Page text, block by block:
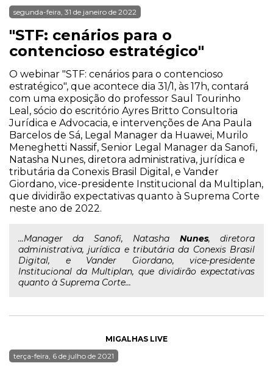
segunda-feira, 31 de janeiro de 2022
"STF: cenários para o
contencioso estratégico"
O webinar "STF: cenários para o contencioso
estratégico", que acontece dia 31/1, às 17h, contará
com uma exposição do professor Saul Tourinho
Leal, sócio do escritório Ayres Britto Consultoria
Jurídica e Advocacia, e intervenções de Ana Paula
Barcelos de Sá, Legal Manager da Huawei, Murilo
Meneghetti Nassif, Senior Legal Manager da Sanofi,
Natasha Nunes, diretora administrativa, jurídica e
tributária da Conexis Brasil Digital, e Vander
Giordano, vice-presidente Institucional da Multiplan,
que dividirão expectativas quanto à Suprema Corte
neste ano de 2022.
...Manager da Sanofi, Natasha Nunes, diretora
administrativa, jurídica e tributária da Conexis Brasil
Digital, e Vander Giordano, vice-presidente
Institucional da Multiplan, que dividirão expectativas
quanto à Suprema Corte...
MIGALHAS LIVE
terça-feira, 6 de julho de 2021